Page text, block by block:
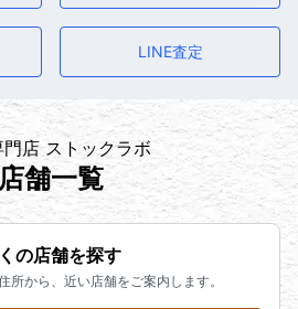
LINE査定
店 ストックラボ
舗一覧
の店舗を探す
所から、近い店舗をご案内します。